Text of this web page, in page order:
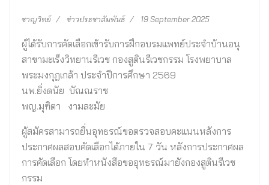
ชาญวิทย์ ข่าวประชาสัมพันธ์ 19 September 2025
ผู้ได้รับการคัดเลือกเข้ารับการฝึกอบรมแพทย์ประจำบ้านอนุ
สาขามะเร็งวิทยานรีเวช กองสูตินรีเวชกรรม โรงพยาบาล
พระมงกุฎเกล้า ประจำปีการศึกษา 2569
นพ.ยิ่งดนัย บัณณราช
พญ.มุฑิตา งามละมัย
ผู้สมัครสามารถยื่นอุทธรณ์ขอตรวจสอบคะแนนหลังการ
ประกาศผลสอบคัดเลือกได้ภายใน 7 วัน หลังการประกาศผล
การคัดเลือก โดยทำหนังสือขออุทธรณ์มายังกองสูตินรีเวช
กรรม